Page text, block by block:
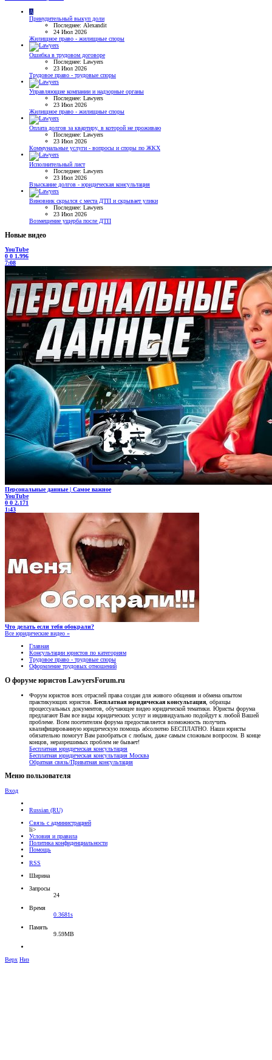
A
Принудительный выкуп доли
Последнее: Alexandit
24 Июл 2026
Жилищное право - жилищные споры
Ошибка в трудовом договоре
Последнее: Lawyers
23 Июл 2026
Трудовое право - трудовые споры
Управляющие компании и надзорные органы
Последнее: Lawyers
23 Июл 2026
Жилищное право - жилищные споры
Оплата долгов за квартиру, в которой не проживаю
Последнее: Lawyers
23 Июл 2026
Коммунальные услуги - вопросы и споры по ЖКХ
Исполнительный лист
Последнее: Lawyers
23 Июл 2026
Взыскание долгов - юридическая консультация
Виновник скрылся с места ДТП и скрывает улики
Последнее: Lawyers
23 Июл 2026
Возмещение ущерба после ДТП
Новые видео
YouTube
0 0 1.996
7:08
Персональные данные | Самое важное
YouTube
0 0 2.171
1:43
Что делать если тебя обокрали?
Все юридические видео »
Главная
Консультации юристов по категориям
Трудовое право - трудовые споры
Оформление трудовых отношений
О форуме юристов LawyersForum.ru
Форум юристов всех отраслей права создан для живого общения и обмена опытом
практикующих юристов. Бесплатная юридическая консультация , образцы
процессуальных документов, обучающее видео юридической тематики. Юристы форума
предлагают Вам все виды юридических услуг и индивидуально подойдут к любой Вашей
проблеме. Всем посетителям форума предоставляется возможность получить
квалифицированную юридическую помощь абсолютно БЕСПЛАТНО. Наши юристы
обязательно помогут Вам разобраться с любым, даже самым сложным вопросом. В конце
концов, неразрешимых проблем не бывает!
Бесплатная юридическая консультация
Бесплатная юридическая консультация Москва
Обратная связь/Приватная консультация
Меню пользователя
Вход
Russian (RU)
Связь с администрацией
li>
Условия и правила
Политика конфиденциальности
Помощь
RSS
Ширина
Запросы
24
Время
0.3681s
Память
9.59MB
Верх Низ